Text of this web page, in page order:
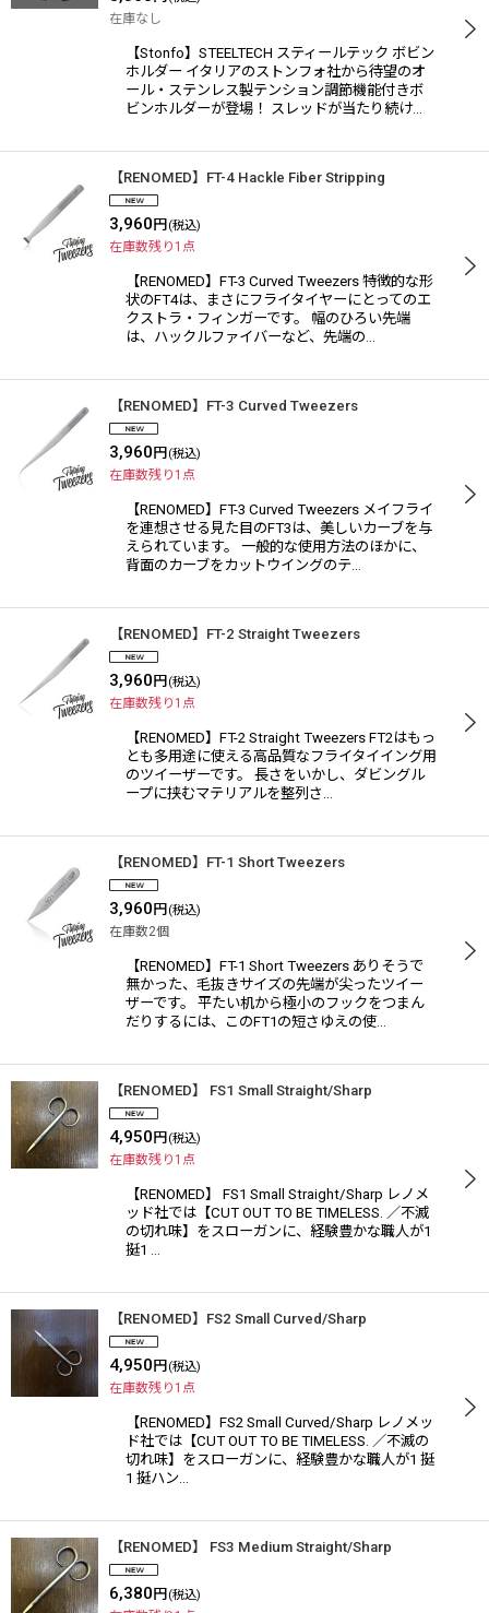
在庫なし
【Stonfo】STEELTECH スティールテック ボビン
ホルダー イタリアのストンフォ社から待望のオ
ール・ステンレス製テンション調節機能付きボ
ビンホルダーが登場！ スレッドが当たり続け…
【RENOMED】FT-4 Hackle Fiber Stripping
3,960 円 (税込)
在庫数残り1点
【RENOMED】FT-3 Curved Tweezers 特徴的な形
状のFT4は、まさにフライタイヤーにとってのエ
クストラ・フィンガーです。 幅のひろい先端
は、ハックルファイバーなど、先端の…
【RENOMED】FT-3 Curved Tweezers
3,960 円 (税込)
在庫数残り1点
【RENOMED】FT-3 Curved Tweezers メイフライ
を連想させる見た目のFT3は、美しいカーブを与
えられています。 一般的な使用方法のほかに、
背面のカーブをカットウイングのテ…
【RENOMED】FT-2 Straight Tweezers
3,960 円 (税込)
在庫数残り1点
【RENOMED】FT-2 Straight Tweezers FT2はもっ
とも多用途に使える高品質なフライタイイング用
のツイーザーです。 長さをいかし、ダビングル
ープに挟むマテリアルを整列さ…
【RENOMED】FT-1 Short Tweezers
3,960 円 (税込)
在庫数2個
【RENOMED】FT-1 Short Tweezers ありそうで
無かった、毛抜きサイズの先端が尖ったツイー
ザーです。 平たい机から極小のフックをつまん
だりするには、このFT1の短さゆえの使…
【RENOMED】 FS1 Small Straight/Sharp
4,950 円 (税込)
在庫数残り1点
【RENOMED】 FS1 Small Straight/Sharp レノメ
ッド社では【CUT OUT TO BE TIMELESS. ／不滅
の切れ味】をスローガンに、経験豊かな職人が1
挺1 …
【RENOMED】FS2 Small Curved/Sharp
4,950 円 (税込)
在庫数残り1点
【RENOMED】FS2 Small Curved/Sharp レノメッ
ド社では【CUT OUT TO BE TIMELESS. ／不滅の
切れ味】をスローガンに、経験豊かな職人が1 挺
1 挺ハン…
【RENOMED】 FS3 Medium Straight/Sharp
6,380 円 (税込)